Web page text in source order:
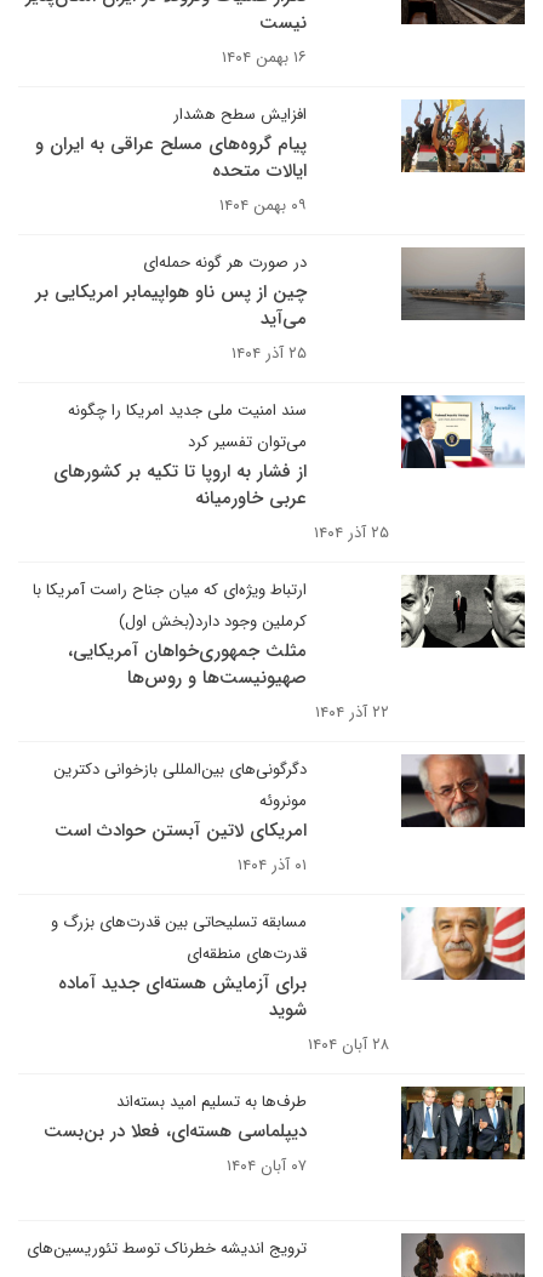
نیست
۱۶ بهمن ۱۴۰۴
افزایش سطح هشدار
پیام گروه‌های مسلح عراقی به ایران و
ایالات متحده
۰۹ بهمن ۱۴۰۴
در صورت هر گونه حمله‌ای
چین از پس ناو هواپیمابر امریکایی بر
می‌آید
۲۵ آذر ۱۴۰۴
سند امنیت ملی جدید امریکا را چگونه
می‌توان تفسیر کرد
از فشار به اروپا تا تکیه بر کشورهای
عربی خاورمیانه
۲۵ آذر ۱۴۰۴
ارتباط ویژه‌ای که میان جناح راست آمریکا با
کرملین وجود دارد(بخش اول)
مثلث جمهوری‌خواهان آمریکایی،
صهیونیست‌ها و روس‌ها
۲۲ آذر ۱۴۰۴
دگرگونی‌های بین‌المللی بازخوانی دکترین
مونروئه
امریکای لاتین آبستن حوادث است
۰۱ آذر ۱۴۰۴
مسابقه تسلیحاتی بین قدرت‌های بزرگ و
قدرت‌های منطقه‌ای
برای آزمایش هسته‌ای جدید آماده
شوید
۲۸ آبان ۱۴۰۴
طرف‌ها به تسلیم امید بسته‌اند
دیپلماسی هسته‌ای، فعلا در بن‌بست
۰۷ آبان ۱۴۰۴
ترویج اندیشه خطرناک توسط تئوریسین‌های